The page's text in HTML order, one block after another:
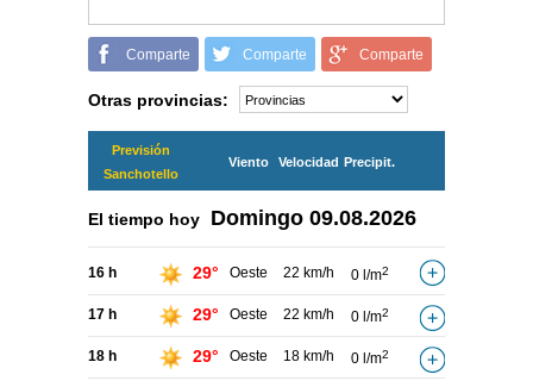
Comparte Comparte Comparte
Otras provincias:
Previsión
Sanchotello
Viento Velocidad Precipit.
El tiempo hoy Domingo 09.08.2026
16 h 29° Oeste 22 km/h 0 l/m2
17 h 29° Oeste 22 km/h 0 l/m2
18 h 29° Oeste 18 km/h 0 l/m2